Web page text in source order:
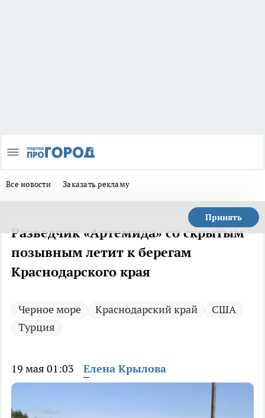
Все новости Заказать рекламу
Принять
Разведчик «Артемида» со скрытым
позывным летит к берегам
Краснодарского края
Черное море Краснодарский край
США
Турция
19 мая 01:03 Елена Крылова